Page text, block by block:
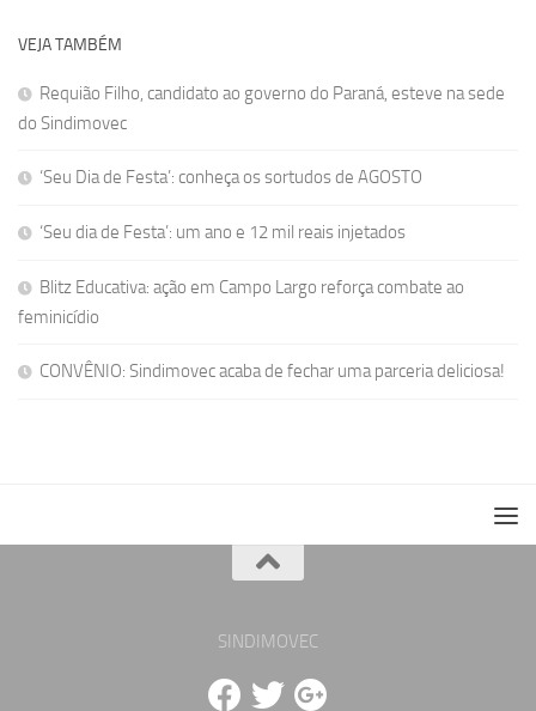
VEJA TAMBÉM
Requião Filho, candidato ao governo do Paraná, esteve na sede
do Sindimovec
‘Seu Dia de Festa’: conheça os sortudos de AGOSTO
‘Seu dia de Festa’: um ano e 12 mil reais injetados
Blitz Educativa: ação em Campo Largo reforça combate ao
feminicídio
CONVÊNIO: Sindimovec acaba de fechar uma parceria deliciosa!
SINDIMOVEC